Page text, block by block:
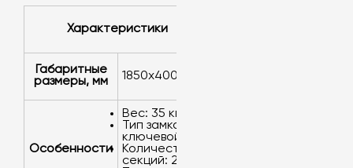
Характеристики
размеры, мм
1850х400х490
Особенности
Вес: 35 кг.
ключевой.
Количество
секций: 2.